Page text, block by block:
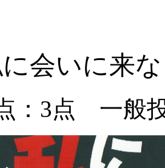
に会いに来
：3点 一般